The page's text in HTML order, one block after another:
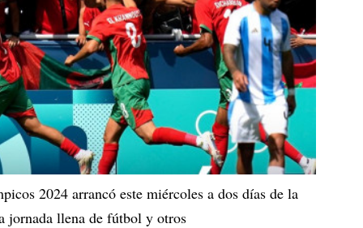
2024 arrancó este miércoles a dos días de la
jornada llena de fútbol y otros